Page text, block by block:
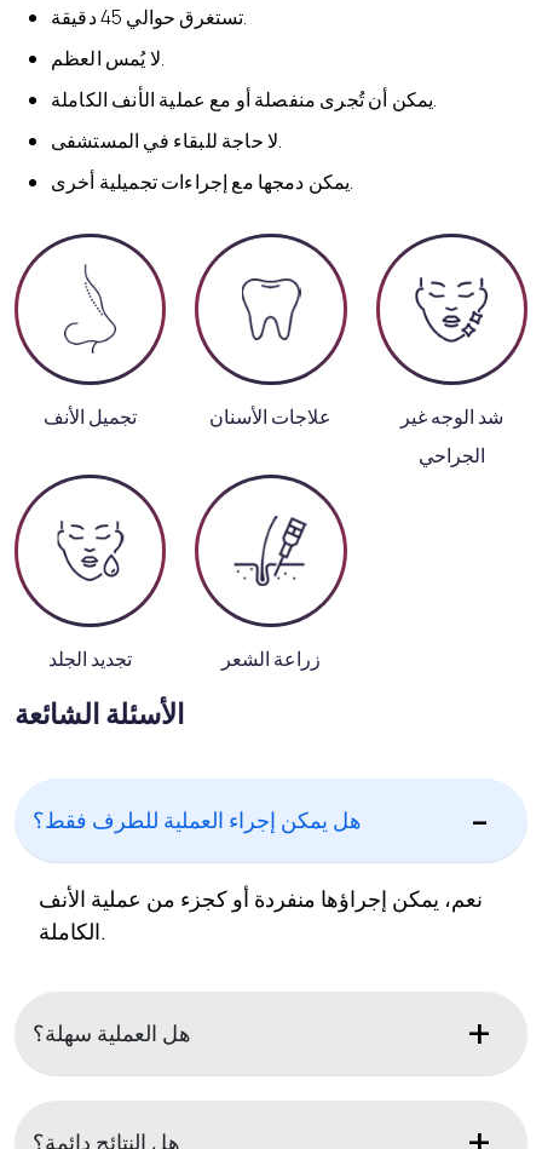
تستغرق حوالي 45 دقيقة.
لا يُمس العظم.
يمكن أن تُجرى منفصلة أو مع عملية الأنف الكاملة.
لا حاجة للبقاء في المستشفى.
يمكن دمجها مع إجراءات تجميلية أخرى.
تجميل الأنف علاجات الأسنان
شد الوجه غير
الجراحي
تجديد الجلد زراعة الشعر
الأسئلة الشائعة
هل يمكن إجراء العملية للطرف فقط؟
نعم، يمكن إجراؤها منفردة أو كجزء من عملية الأنف
الكاملة.
هل العملية سهلة؟
هل النتائج دائمة؟